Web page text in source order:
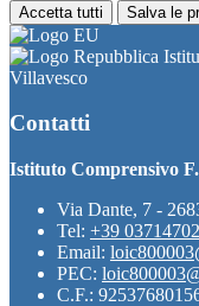
Accetta tutti Salva le
Villavesco
Contatti
Istituto Comprensivo
Via Dante, 7 -
Tel: +39
Email:
PEC:
C.F.: